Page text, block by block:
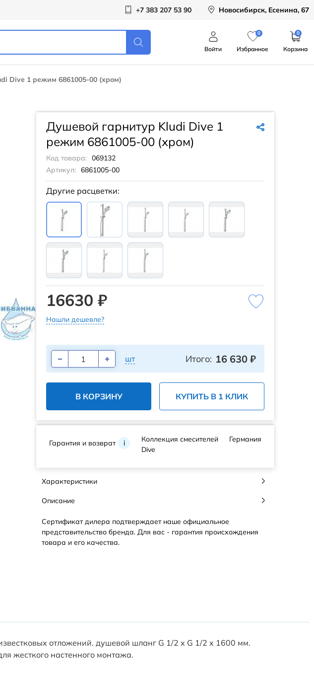
+7 383 207 53 90 Новосибирск, Есенина, 67
Войти
0
Избранное
0
Корзина
Dive 1 режим 6861005-00 (хром)
Душевой гарнитур Kludi Dive 1
режим 6861005-00 (хром)
Код товара: 069132
Артикул: 6861005-00
Другие расцветки:
16630 ₽
Нашли дешевле?
шт Итого: 16 630 ₽
В КОРЗИНУ КУПИТЬ В 1 КЛИК
Гарантия и возврат i
Коллекция смесителей
Dive
Германия
Характеристики
Описание
Сертификат дилера подтверждает наше официальное
представительство бренда. Для вас - гарантия происхождения
товара и его качества.
отложений. душевой шланг G 1/2 x G 1/2 x 1600 мм.
жесткого настенного монтажа.